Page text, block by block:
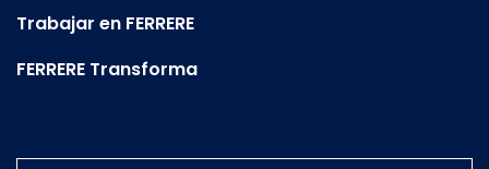
Trabajar en FERRERE
FERRERE Transforma